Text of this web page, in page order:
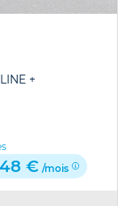
+
€ /mois